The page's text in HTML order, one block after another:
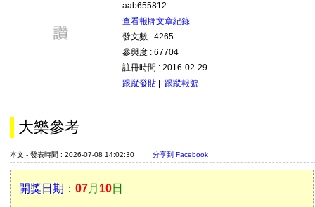
aab655812
查看報牌文章紀錄
發文數 : 4265
參與度 : 67704
註冊時間 : 2016-02-29
跟蹤發貼
跟蹤報號
大樂參考
本文 - 發表時間 : 2026-07-08 14:02:30 分享到 Facebook
開獎日期： 07月 10日